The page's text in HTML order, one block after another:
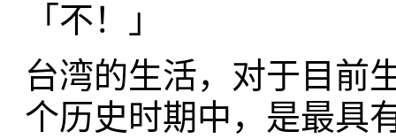
「不！」
台湾的生活，对于目前
个历史时期中，是最具